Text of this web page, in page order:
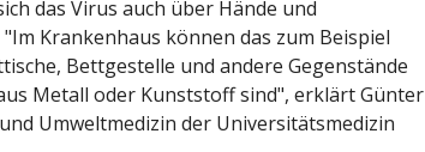
das Virus auch über Hände und
Krankenhaus können das zum Beispiel
Bettgestelle und andere Gegenstände
Metall oder Kunststoff sind", erklärt Günter
Umweltmedizin der Universitätsmedizin